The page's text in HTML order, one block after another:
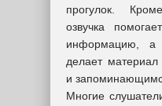
прогулок.
озвучка
информацию, а
делает
и
Многие